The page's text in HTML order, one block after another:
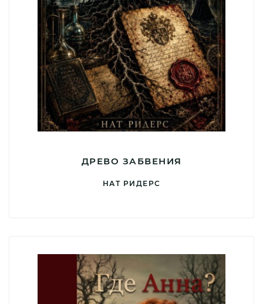
ДРЕВО ЗАБВЕНИЯ
НАТ РИДЕРС